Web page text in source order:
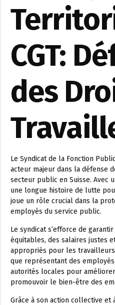
CGT:
des
Le Syndicat de la Fonction
acteur majeur dans la défense
secteur public en Suisse. Avec
une longue histoire de lutte
joue un rôle crucial dans la
employés du service public.
Le syndicat s’efforce de
équitables, des salaires justes
appropriés pour les
que représentant des
autorités locales pour
promouvoir le bien-être des
Grâce à son action collective et